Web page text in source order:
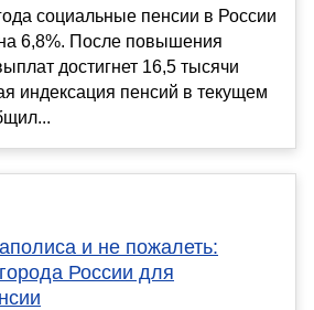
социальные пенсии в России
6,8%. После повышения
достигнет 16,5 тысячи
индексация пенсий в текущем
и не пожалеть:
России для